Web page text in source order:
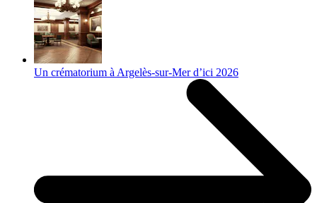
Un crématorium à Argelès-sur-Mer d’ici 2026